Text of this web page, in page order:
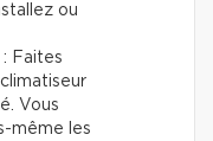
ou
: Faites
Vous
même les